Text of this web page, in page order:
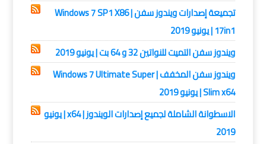
تجميعة إصدارات ويندوز سفن | Windows 7 SP1 X86
17in1 | يونيو 2019
ويندوز سفن التميت للنواتين 32 و 64 بت | يونيو 2019
ويندوز سفن المخفف | Windows 7 Ultimate Super
Slim x64 | يونيو 2019
الاسطوانة الشاملة لجميع إصدارات الويندوز | x64 | يونيو
2019